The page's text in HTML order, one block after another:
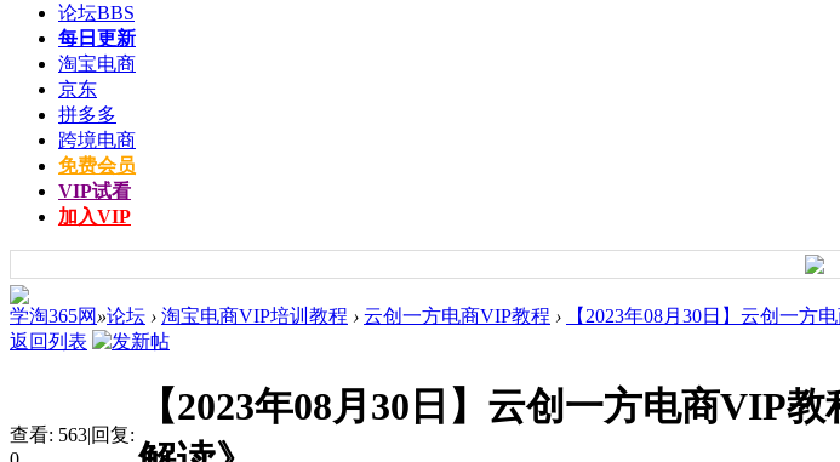
论坛BBS
每日更新
淘宝电商
京东
拼多多
跨境电商
免费会员
VIP试看
加入VIP
学淘365网 »论坛 › 淘宝电商VIP培训教程 › 云创一方电商VIP教程 ›
【2023年08月30日】云创一方
返回列表
查看: 563|回复:
【2023年08月30日】云创一方电商VIP